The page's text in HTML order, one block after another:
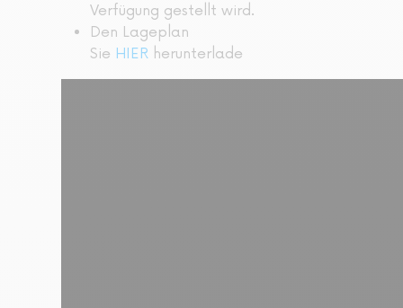
Verfügung gestellt wird.
Den Lageplan
Sie HIER herunterlade